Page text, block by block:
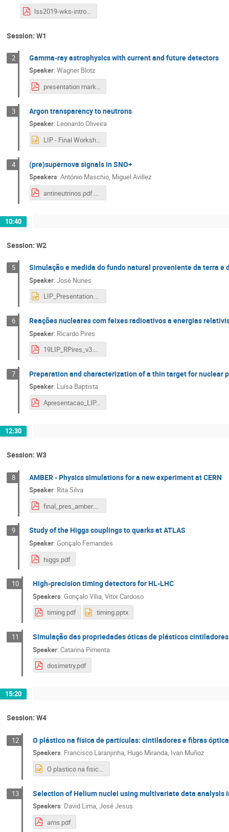
lss2019-wks-intro.pdf
Session: W1
2 Gamma-ray astrophysics with current and future detectors
Speaker:Wagner Blotz
presentation mark.pdf.pdf
3 Argon transparency to neutrons
Speaker: Leonardo Oliveira
LIP - Final Workshop-ARTIE.pptx
4 (pre)supernova signals in SNO+
Speakers:António Maschio, Miguel Avillez
antineutrinos.pdf.pdf
10:40
Session: W2
5 Simulação e medida do fundo natural proveniente da terra e
Speaker:José Nunes
LIP_Presentation.pptx
6 Reações nucleares com feixes radioativos a energias
Speaker: Ricardo Pires
19LIP_RPires_v3.0.pdf
7 Preparation and characterization of a thin target for nuclear
Speaker: Luísa Baptista
Apresentacao_LIP.pdf
12:30
Session: W3
8 AMBER - Physics simulations for a new experiment at CERN
Speaker: Rita Silva
final_pres_amber.pdf
9 Study of the Higgs couplings to quarks at ATLAS
Speaker:Gonçalo Fernandes
higgs.pdf
10 High-precision timing detectors for HL-LHC
Speakers:Gonçalo Vília,Vítor Cardoso
timing.pdf
timing.pptx
11 Simulação das propriedades óticas de plásticos
Speaker:Catarina Pimenta
dosimetry.pdf
15:20
Session: W4
12 O plástico na física de partículas: cintiladores e fibras
Speakers: Francisco Laranjinha, Hugo Miranda, Ivan Muñoz
O plastico na fisica de particulas.pptx
13 Selection of Helium nuclei using multivariate data analysis
Speakers: David Lima,José Jesus
ams.pdf